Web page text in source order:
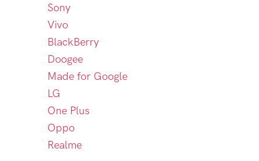
Sony
Vivo
BlackBerry
Doogee
Made for Google
LG
One Plus
Oppo
Realme